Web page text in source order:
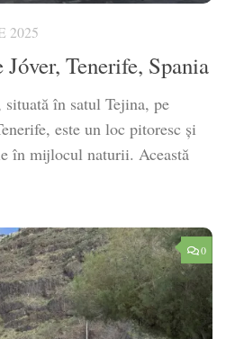
2025
Tenerife, Spania
situată în satul Tejina, pe
este un loc pitoresc și
în mijlocul naturii. Această
0